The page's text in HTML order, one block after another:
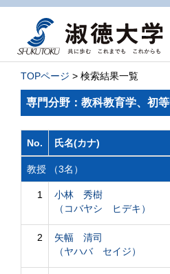
TOPページ > 検索結果一覧
専門分野：教科教育学、初
No. 氏名(カナ)
教授 （3名）
1
小林 秀樹
（コバヤシ ヒデキ）
2
矢幅 清司
（ヤハバ セイジ）